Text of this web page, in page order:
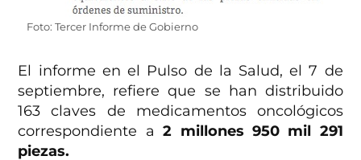
Foto: Tercer Informe de Gobierno
El informe en el Pulso de la Salud, el 7 de
septiembre, refiere que se han distribuido
163 claves de medicamentos oncológicos
correspondiente a 2 millones 950 mil 291
piezas.